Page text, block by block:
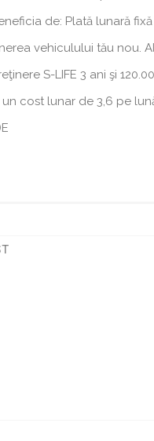
de: Plată lunară fixă
vehiculului tău nou.
S-LIFE 3 ani şi
un cost lunar de 3,6 pe